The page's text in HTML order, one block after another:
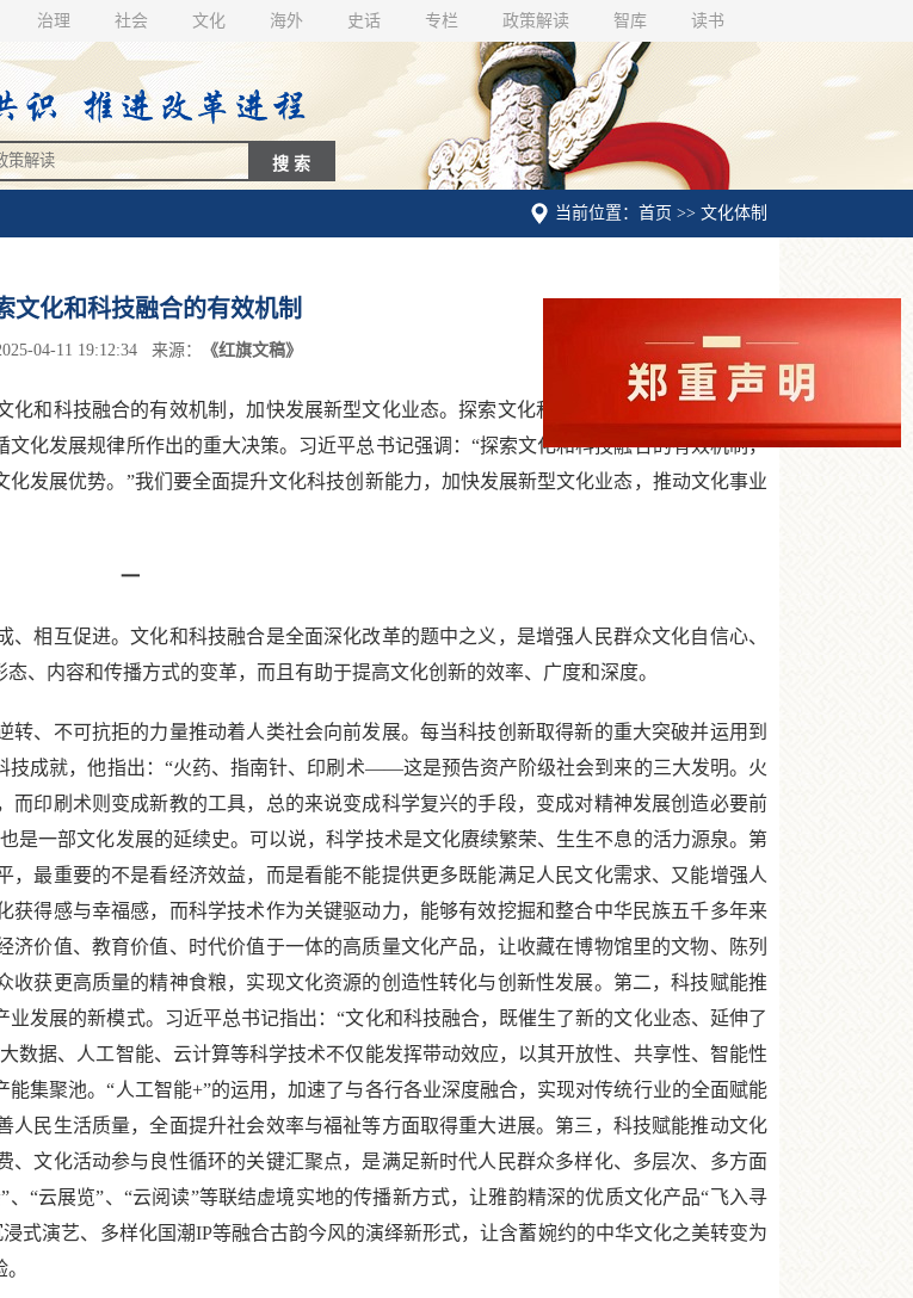
治理 社会 文化 海外 史话 专栏 政策解读 智库 读书
当前位置：首页 >> 文化体制
文化和科技融合的有效机制
04-11 19:12:34 来源： 《红旗文稿》
科技融合的有效机制，加快发展新型文化业态。探索文化和科技融合的有效机制，是
化发展规律所作出的重大决策。习近平总书记强调：“探索文化和科技融合的有效机制，
发展优势。”我们要全面提升文化科技创新能力，加快发展新型文化业态，推动文化事业
一
互促进。文化和科技融合是全面深化改革的题中之义，是增强人民群众文化自信心、
、内容和传播方式的变革，而且有助于提高文化创新的效率、广度和深度。
不可抗拒的力量推动着人类社会向前发展。每当科技创新取得新的重大突破并运用到
成就，他指出：“火药、指南针、印刷术——这是预告资产阶级社会到来的三大发明。火
印刷术则变成新教的工具，总的来说变成科学复兴的手段，变成对精神发展创造必要前
是一部文化发展的延续史。可以说，科学技术是文化赓续繁荣、生生不息的活力源泉。第
最重要的不是看经济效益，而是看能不能提供更多既能满足人民文化需求、又能增强人
得感与幸福感，而科学技术作为关键驱动力，能够有效挖掘和整合中华民族五千多年来
价值、教育价值、时代价值于一体的高质量文化产品，让收藏在博物馆里的文物、陈列
获更高质量的精神食粮，实现文化资源的创造性转化与创新性发展。第二，科技赋能推
发展的新模式。习近平总书记指出：“文化和科技融合，既催生了新的文化业态、延伸了
数据、人工智能、云计算等科学技术不仅能发挥带动效应，以其开放性、共享性、智能性
集聚池。“人工智能+”的运用，加速了与各行各业深度融合，实现对传统行业的全面赋能
民生活质量，全面提升社会效率与福祉等方面取得重大进展。第三，科技赋能推动文化
文化活动参与良性循环的关键汇聚点，是满足新时代人民群众多样化、多层次、多方面
“云展览”、“云阅读”等联结虚境实地的传播新方式，让雅韵精深的优质文化产品“飞入寻
式演艺、多样化国潮IP等融合古韵今风的演绎新形式，让含蓄婉约的中华文化之美转变为